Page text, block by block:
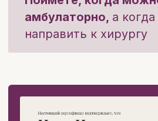
Курс «Амбулаторная
хирургия» это: